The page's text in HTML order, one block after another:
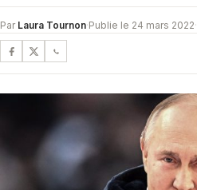
Par Laura Tournon·Publie le 24 mars 2022·